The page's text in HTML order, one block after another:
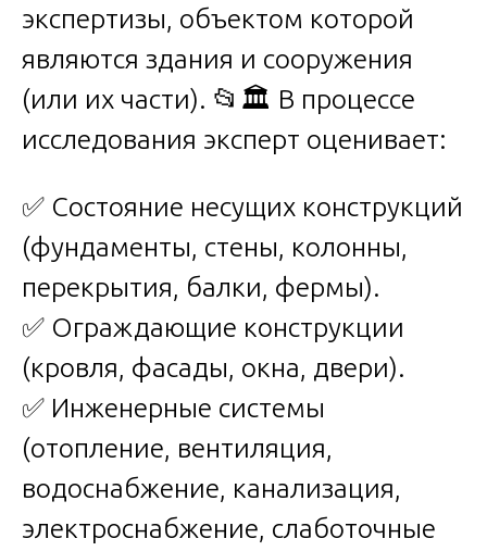
экспертизы, объектом которой
являются здания и сооружения
(или их части). 📂🏛️ В процессе
исследования эксперт оценивает:
✅ Состояние несущих конструкций
(фундаменты, стены, колонны,
перекрытия, балки, фермы).
✅ Ограждающие конструкции
(кровля, фасады, окна, двери).
✅ Инженерные системы
(отопление, вентиляция,
водоснабжение, канализация,
электроснабжение, слаботочные